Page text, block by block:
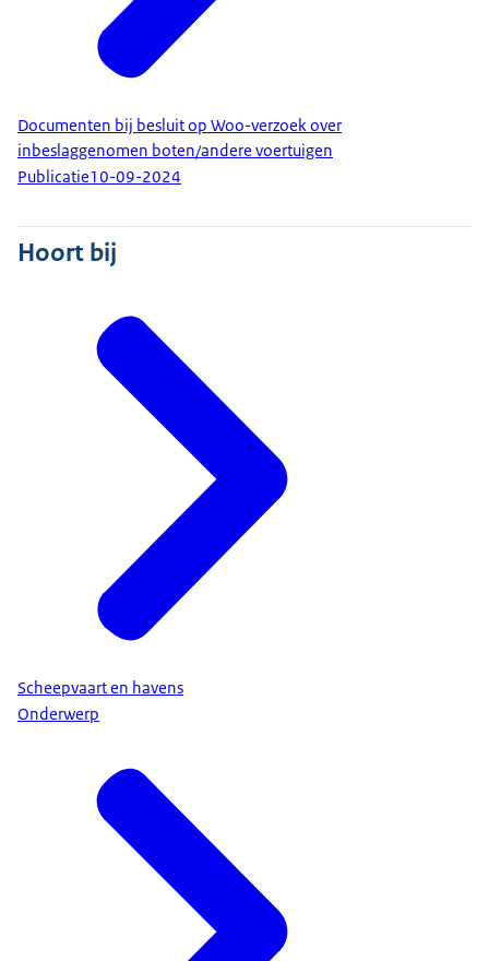
Documenten bij besluit op Woo-verzoek over
inbeslaggenomen boten/andere voertuigen
Publicatie10-09-2024
Hoort bij
Scheepvaart en havens
Onderwerp